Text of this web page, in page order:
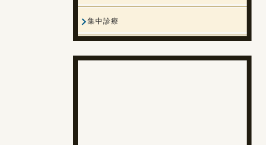
集中診療